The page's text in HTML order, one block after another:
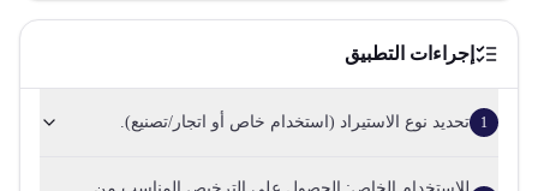
إجراءات التطبيق
1 تحديد نوع الاستيراد (استخدام خاص أو اتجار/تصنيع).